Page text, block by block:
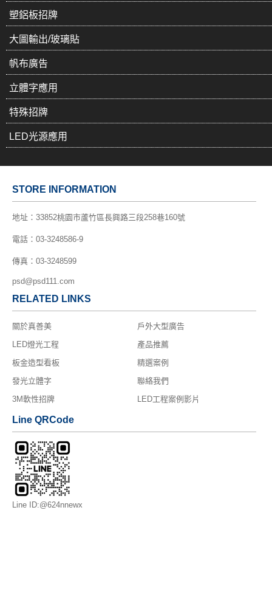
塑鋁板招牌
大圖輸出/玻璃貼
帆布廣告
立體字應用
特殊招牌
LED光源應用
STORE INFORMATION
地址： 33852桃園市蘆竹區長興路三段258巷160號
電話： 03-3248586-9
傳真：03-3248599
psd@psd111.com
RELATED LINKS
關於真善美
戶外大型廣告
LED燈光工程
產品推薦
板金造型看板
精選案例
發光立體字
聯絡我們
3M軟性招牌
LED工程案例影片
Line QRCode
Line ID:@624nnewx